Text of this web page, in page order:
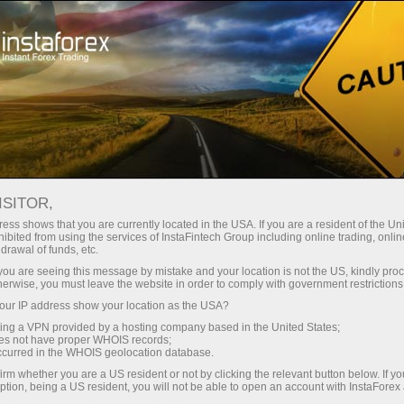
Con InstaForex obtiene acceso a
competitivas: apalancamiento de
hasta 1:5000, unos de los mejores
spreads y comisiones del
mercado, así como condiciones
atractivas para operar con
acciones e índices.
Spreads mínimos
Bono del 30%
en cada depósito
Velocidad
en el trading y en la pista
shows that you are currently located in the USA. If you are a resident of the
from using the services of InstaFintech Group including online trading,
of funds, etc.
are seeing this message by mistake and your location is not the US, kindly
you must leave the website in order to comply with government
IP address show your location as the USA?
a VPN provided by a hosting company based in the United States;
not have proper WHOIS records;
in the WHOIS geolocation database.
whether you are a US resident or not by clicking the relevant button below. If
being a US resident, you will not be able to open an account with InstaForex